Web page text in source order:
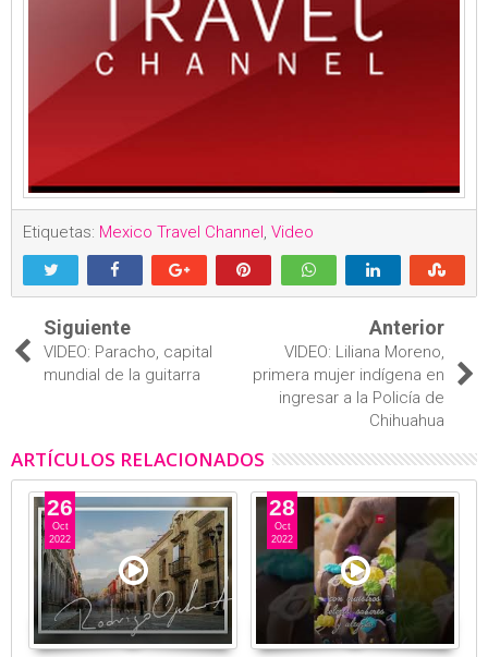
Etiquetas: Mexico Travel Channel, Video
Siguiente
VIDEO: Paracho, capital
mundial de la guitarra
Anterior
VIDEO: Liliana Moreno,
primera mujer indígena en
ingresar a la Policía de
Chihuahua
ARTÍCULOS RELACIONADOS
26
Oct
2022
28
Oct
2022